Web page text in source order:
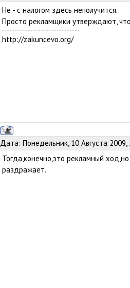
Не - с налогом здесь неполучится.
Просто рекламщики утверждают,
http://zakuncevo.org/
Дата: Понедельник, 10 Августа
Тогда,конечно,это рекламный
раздражает.